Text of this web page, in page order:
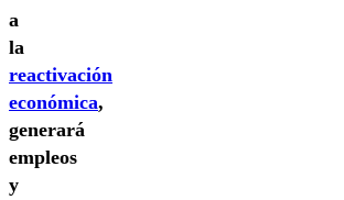
a
la
reactivación
económica,
generará
empleos
y